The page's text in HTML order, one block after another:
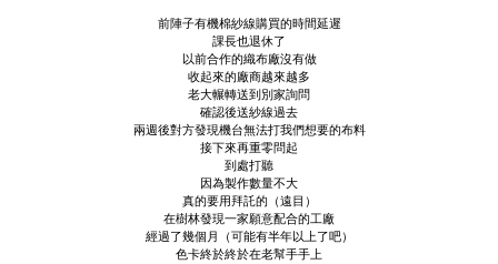
前陣子有機棉紗線購買的時間延遲
課長也退休了
以前合作的織布廠沒有做
收起來的廠商越來越多
老大輾轉送到別家詢問
確認後送紗線過去
兩週後對方發現機台無法打我們想要的布料
接下來再重零問起
到處打聽
因為製作數量不大
真的要用拜託的（遠目）
在樹林發現一家願意配合的工廠
經過了幾個月（可能有半年以上了吧）
色卡終於終於在老幫手手上